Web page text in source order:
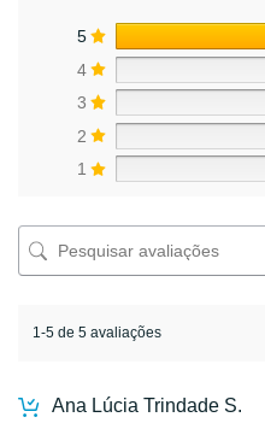
5
4
3
2
1
1-5 de 5 avaliações
Ana Lúcia Trindade S.